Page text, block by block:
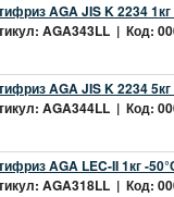
AGA JIS K 2234
AGA343LL | Код:
AGA JIS K 2234
AGA344LL | Код:
AGA LEC-II 1кг -
AGA318LL | Код: